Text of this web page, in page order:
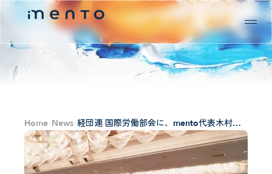
Home News 経団連 国際労働部会に、mento代表木村と
CAIO杉浦が「AI時代のマネジメントや人間
の役割」をテーマに登壇しました